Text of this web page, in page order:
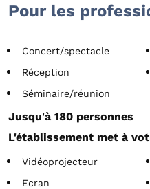
Pour les
Concert/spectacle
Réception
Séminaire/réunion
Jusqu'à 180 personnes
L'établissement met à
Vidéoprojecteur
Ecran